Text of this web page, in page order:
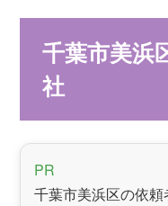
千葉市美浜
社
PR
千葉市美浜区の依